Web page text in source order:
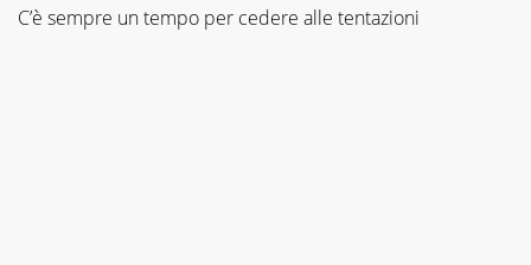
C’è sempre un tempo per cedere alle tentazioni